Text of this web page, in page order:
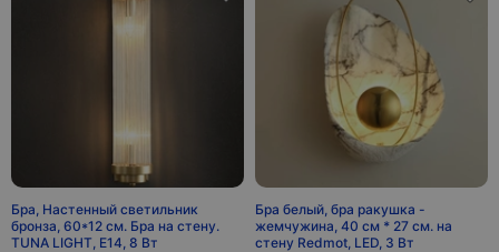
Бра, Настенный светильник
бронза, 60*12 см. Бра на стену.
TUNA LIGHT, E14, 8 Вт
Бра белый, бра ракушка -
жемчужина, 40 см * 27 см. на
стену Redmot, LED, 3 Вт